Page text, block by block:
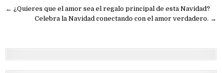
Navegación
← ¿Quieres que el amor sea el regalo principal de esta Navidad?
Celebra la Navidad conectando con el amor verdadero. →